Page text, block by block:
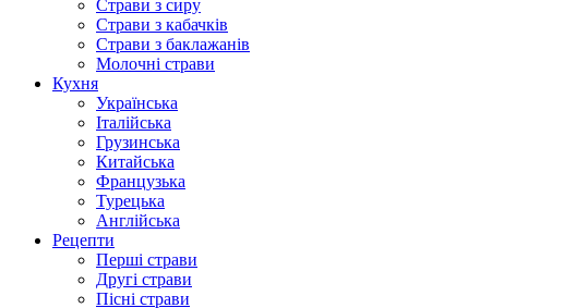
Страви з сиру
Страви з кабачків
Страви з баклажанів
Молочні страви
Кухня
Українська
Італійська
Грузинська
Китайська
Французька
Турецька
Англійська
Рецепти
Перші страви
Другі страви
Пісні страви